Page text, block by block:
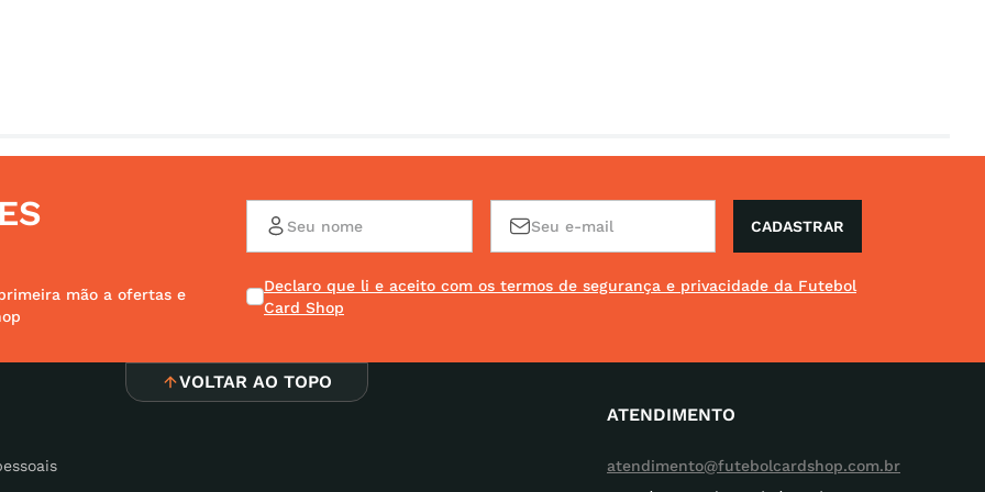
mão a ofertas e
CADASTRAR
Declaro que li e aceito com os termos de segurança e privacidade da Futebol
Card Shop
VOLTAR AO TOPO
ATENDIMENTO
atendimento@futebolcardshop.com.br